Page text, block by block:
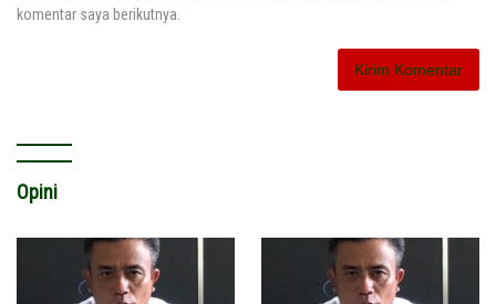
komentar saya berikutnya.
Opini